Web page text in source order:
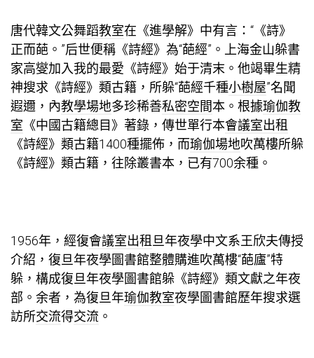
唐代韓文公舞蹈教室在《進學解》中有言：“《詩》
正而葩。”后世便稱《詩經》為“葩經”。上海金山躲書
家高燮加入我的最愛《詩經》始于清末。他竭畢生精
神搜求《詩經》類古籍，所躲“葩經千種小樹屋”名聞
遐邇，內教學場地多珍稀善私密空間本。根據瑜伽教
室 《中國古籍總目》著錄，傳世單行本會議室出租
《詩經》類古籍1400種擺佈，而瑜伽場地吹萬樓所躲
《詩經》類古籍，往除叢書本，已有700余種。
1956年，經復會議室出租 旦年夜學中文系王欣夫傳授
介紹，復旦年夜學圖書館整體購進吹萬樓“葩廬”特
躲，構成復旦年夜學圖書館躲《詩經》類文獻之年夜
部。余者，為復旦年瑜伽教室夜學圖書館歷年搜求選
訪所交流得交流 。